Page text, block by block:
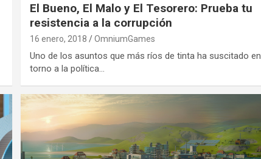
El Bueno, El Malo y El Tesorero: Prueba tu
resistencia a la corrupción
16 enero, 2018 OmniumGames
Uno de los asuntos que más ríos de tinta ha suscitado en
torno a la política…